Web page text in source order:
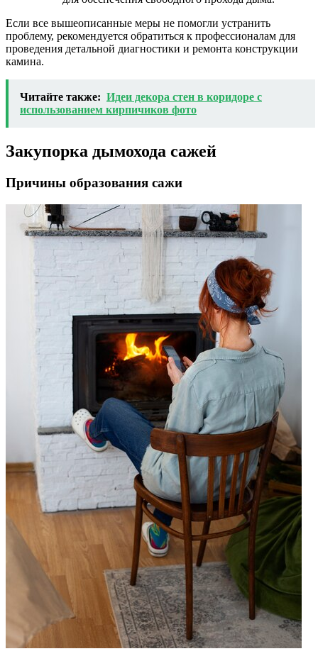
Если все вышеописанные меры не помогли устранить
проблему, рекомендуется обратиться к профессионалам для
проведения детальной диагностики и ремонта конструкции
камина.
Читайте также: Идеи декора стен в коридоре с
использованием кирпичиков фото
Закупорка дымохода сажей
Причины образования сажи